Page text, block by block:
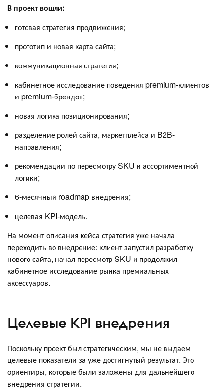
В проект вошли:
готовая стратегия продвижения;
прототип и новая карта сайта;
коммуникационная стратегия;
кабинетное исследование поведения premium-клиентов
и premium-брендов;
новая логика позиционирования;
разделение ролей сайта, маркетплейса и B2B-
направления;
рекомендации по пересмотру SKU и ассортиментной
логики;
6-месячный roadmap внедрения;
целевая KPI-модель.
На момент описания кейса стратегия уже начала
переходить во внедрение: клиент запустил разработку
нового сайта, начал пересмотр SKU и продолжил
кабинетное исследование рынка премиальных
аксессуаров.
Целевые KPI внедрения
Поскольку проект был стратегическим, мы не выдаем
целевые показатели за уже достигнутый результат. Это
ориентиры, которые были заложены для дальнейшего
внедрения стратегии.